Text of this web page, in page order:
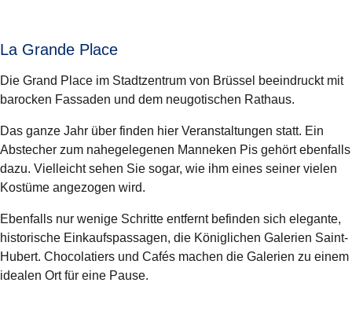
La Grande Place
Die Grand Place im Stadtzentrum von Brüssel beeindruckt mit
barocken Fassaden und dem neugotischen Rathaus.
Das ganze Jahr über finden hier Veranstaltungen statt. Ein
Abstecher zum nahegelegenen Manneken Pis gehört ebenfalls
dazu. Vielleicht sehen Sie sogar, wie ihm eines seiner vielen
Kostüme angezogen wird.
Ebenfalls nur wenige Schritte entfernt befinden sich elegante,
historische Einkaufspassagen, die Königlichen Galerien Saint-
Hubert. Chocolatiers und Cafés machen die Galerien zu einem
idealen Ort für eine Pause.